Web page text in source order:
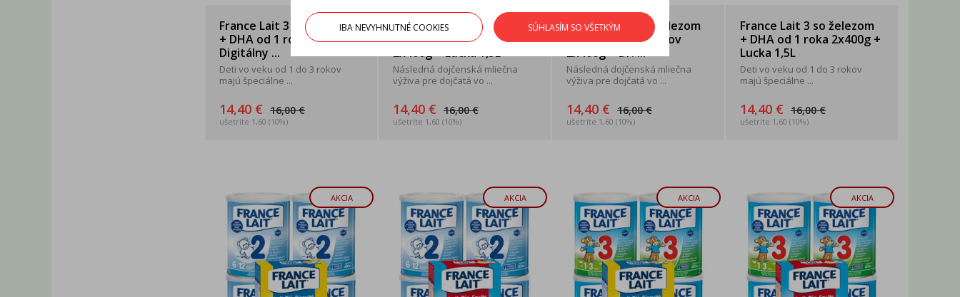
France Lait 3 so železom
+ DHA od 1 roka 2x400g +
Digitálny ...
Deti vo veku od 1 do 3 rokov
majú špeciálne ...
14,40 € 16,00 €
ušetríte 1,60 (10%)
France Lait 2 so železom
+ DHA 6-12 mesiacov
2x400g + Lucka 1,5L
Následná dojčenská mliečna
výživa pre dojčatá vo ...
14,40 € 16,00 €
ušetríte 1,60 (10%)
France Lait 2 so železom
+ DHA 6-12 mesiacov
2x400g + Dr. ...
Následná dojčenská mliečna
výživa pre dojčatá vo ...
14,40 € 16,00 €
ušetríte 1,60 (10%)
France Lait 3 so železom
+ DHA od 1 roka 2x400g +
Lucka 1,5L
Deti vo veku od 1 do 3 rokov
majú špeciálne ...
14,40 € 16,00 €
ušetríte 1,60 (10%)
AKCIA AKCIA AKCIA AKCIA
IBA NEVYHNUTNÉ COOKIES SÚHLASÍM SO VŠETKÝM